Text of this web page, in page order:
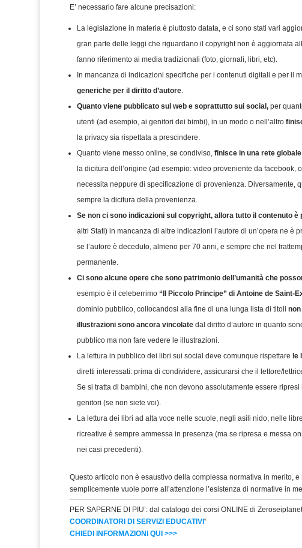
E’ necessario fare alcune precisazioni:
La legislazione in materia è piuttosto datata, e ci sono stati vari
gran parte delle leggi che riguardano il copyright non è aggiornata
fanno riferimento ai media tradizionali (foto, giornali, libri, etc).
In mancanza di indicazioni specifiche per i contenuti digitali e per il
generiche per il diritto d’autore.
Quanto viene pubblicato sul web e soprattutto sui social, per
utenti (ad esempio, ai genitori dei bimbi), in un modo o nell’altro
la privacy sia rispettata a prescindere.
Quanto viene messo online, se condiviso,finisce in una rete
la dicitura dell’origine (ad esempio: video proveniente da facebook,
necessita neppure di specificazione di provenienza. Diversamente,
sempre la dicitura della provenienza.
Se non ci sono indicazioni sul copyright, allora tutto il contenuto è
altri Stati) in mancanza di altre indicazioni l’autore di un’opera ne è
se l’autore è deceduto, almeno per 70 anni, e sempre che nel
permanente.
Ci sono alcune opere che sono patrimonio dell’umanità che
esempio è il celeberrimo“Il Piccolo Principe” di Antoine de Saint-
dominio pubblico, collocandosi alla fine di una lunga lista di titoli
illustrazioni sono ancora vincolate dal diritto d’autore in quanto
pubblico ma non fare vedere le illustrazioni.
La lettura in pubblico dei libri sui social deve comunque rispettare le
diretti interessati: prima di condividere, assicurarsi che il lettore/
Se si tratta di bambini, che non devono assolutamente essere
genitori (se non siete voi).
La lettura dei libri ad alta voce nelle scuole, negli asili nido, nelle
ricreative è sempre ammessa in presenza (ma se ripresa e messa
nei casi precedenti).
Questo articolo non è esaustivo della complessa normativa in merito,
semplicemente vuole porre all’attenzione l’esistenza di normative in
PER SAPERNE DI PIU’: dal catalogo dei corsi ONLINE di
COORDINATORI DI SERVIZI EDUCATIVI“
CHIEDI INFORMAZIONI QUI >>>